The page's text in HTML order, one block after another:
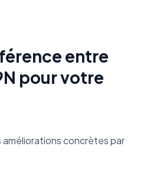
entre
pour votre
concrètes par